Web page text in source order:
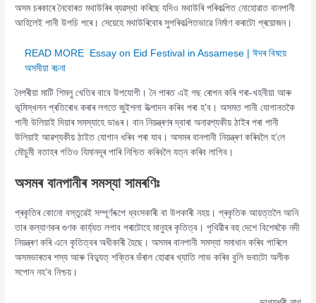
অসম চৰকাৰে নৈবোৰত মথাউৰিৰ ব্যৱস্থা কৰিছে যদিও মথাউৰি পৰিকল্পিত নোহোৱাত বানপানী
আহিলেই পানী উপচি পৰে। সেয়েহে মথাউৰিবোৰ সুপৰিকল্পিতভাৱে নিৰ্মাণ কৰাটো প্ৰয়োজন।
READ MORE
Essay on Eid Festival in Assamese | ঈদৰ বিষয়ে
অসমীয়া ৰচনা
নৈপৰীয়া মাটি শিমলু খেতিৰ বাবে উপযোগী। নৈ পাৰত এই গছ ৰোপন কৰি গৰা-খহনীয়া আৰু
ভূমিস্খলন প্ৰতিৰোধ কৰাৰ লগতে জুইশলা উত্পাদন কৰিব পৰা হ’ব। অসমত পানী যোগানতকৈ
পানী উলিয়াই দিয়াৰ সমস্যাহে ডাঙৰ। বান নিয়ন্ত্ৰণৰ দ্বাৰা অনাৱশ্যকীয় ঠাইৰ পৰা পানী
উলিয়াই আৱশ্যকীয় ঠাইত যোগান ধৰিব পৰা যাব। অসমৰ বানপানী নিয়ন্ত্ৰণ কৰিবলৈ হ’লে
মৌচুমী বতাহৰ গতিও যিমানদূৰ পাৰি নিশ্চিত কৰিবলৈ যত্ন কৰিব লাগিব।
অসমৰ বানপানীৰ সমস্যাসামৰণিঃ
প্ৰকৃতিৰ কোনো বস্তুৱেই সম্পূৰ্ণৰূপে ধ্বংসকাৰী বা উপকাৰী নহয়। প্ৰকৃতিক আয়ত্তলৈ আনি
তাৰ কল্যাণকৰ গুণক কাৰ্য্যত লগাব পৰাটোহে মানুহৰ কৃতিত্ব। পৃথিৱীৰ বহু দেশে বিশেষকৈ নদী
নিয়ন্ত্ৰণ কৰি এনে কৃতিত্বৰ অধীকাৰী হৈছে। অসমৰ বানপানী সমস্যা সমাধান কৰিব পাৰিলে
অসমভাৰতৰ শস্য আৰু বিদ্যুত্ শক্তিৰ ভঁৰাল হোৱাৰ খ্যাতি লাভ কৰিব বুলি ভবাটো অলীক
সপোন নহ’ব নিশ্চয়।